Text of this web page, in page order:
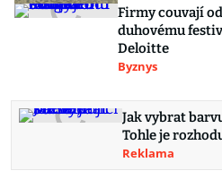
Firmy couvají
duhovému
Deloitte
Byznys
Jak vybrat
Tohle je
Reklama